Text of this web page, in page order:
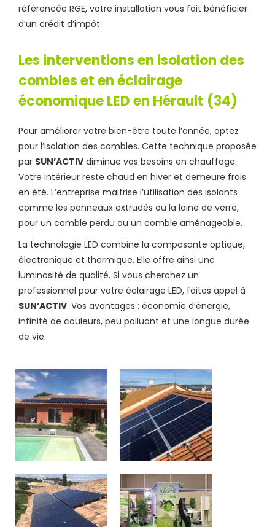
référencée RGE, votre installation vous fait bénéficier
d’un crédit d’impôt.
Les interventions en isolation des
combles et en éclairage
économique LED en Hérault (34)
Pour améliorer votre bien-être toute l’année, optez
pour l’isolation des combles. Cette technique proposée
par SUN’ACTIV diminue vos besoins en chauffage.
Votre intérieur reste chaud en hiver et demeure frais
en été. L’entreprise maitrise l’utilisation des isolants
comme les panneaux extrudés ou la laine de verre,
pour un comble perdu ou un comble aménageable.
La technologie LED combine la composante optique,
électronique et thermique. Elle offre ainsi une
luminosité de qualité. Si vous cherchez un
professionnel pour votre éclairage LED, faites appel à
SUN’ACTIV. Vos avantages : économie d’énergie,
infinité de couleurs, peu polluant et une longue durée
de vie.